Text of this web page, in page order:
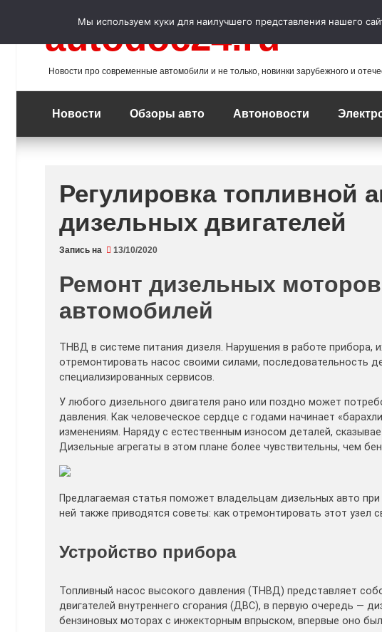
autodoc24.ru
Новости про современные автомобили и не только, новинки зарубежного и
Новости Обзоры авто Автоновости
Регулировка топливной
дизельных двигателей
Запись на 13/10/2020
Ремонт дизельных
автомобилей
ТНВД в системе питания дизеля. Нарушения в работе прибора,
отремонтировать насос своими силами, последовательность
специализированных сервисов.
У любого дизельного двигателя рано или поздно может
давления. Как человеческое сердце с годами начинает
изменениям. Наряду с естественным износом деталей,
Дизельные агрегаты в этом плане более чувствительны, чем
Предлагаемая статья поможет владельцам дизельных авто
ней также приводятся советы: как отремонтировать этот узел
Устройство прибора
Топливный насос высокого давления (ТНВД) представляет
двигателей внутреннего сгорания (ДВС), в первую очередь —
бензиновых моторах с инжекторным впрыском, впервые оно
Мы используем куки для наилучшего представления нашего